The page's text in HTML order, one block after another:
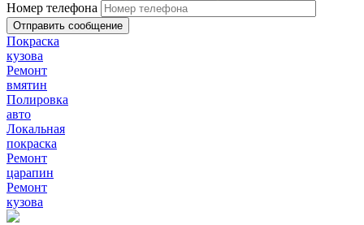
Номер телефона
Покраска
кузова
Ремонт
вмятин
Полировка
авто
Локальная
покраска
Ремонт
царапин
Ремонт
кузова